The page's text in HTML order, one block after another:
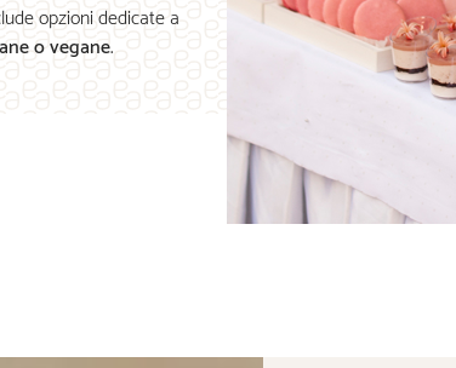
opzioni dedicate a
o vegane.